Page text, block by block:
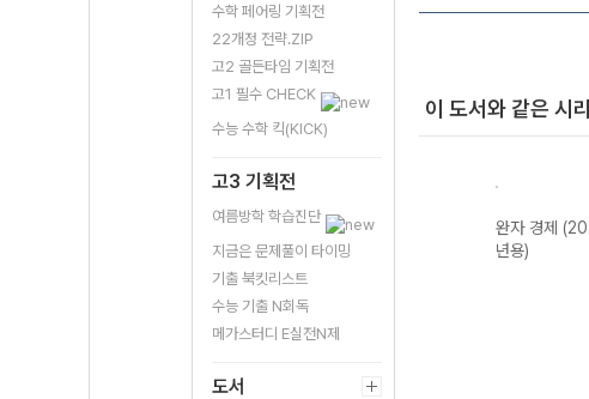
수학 페어링 기획전
22개정 전략.ZIP
고2 골든타임 기획전
고1 필수 CHECK
수능 수학 킥(KICK)
고3 기획전
여름방학 학습진단
지금은 문제풀이 타이밍
기출 북킷리스트
수능 기출 N회독
메가스터디 E실전N제
도서
이 도서와 같은 시
완자 정치와 법
(2026년용)
완자 생명과학II
완자 경제
년용)